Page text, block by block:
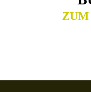
ZUM